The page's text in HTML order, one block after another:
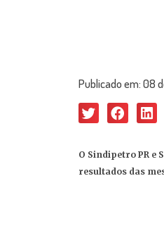
Publicado em:08
O Sindipetro PR e
resultados das